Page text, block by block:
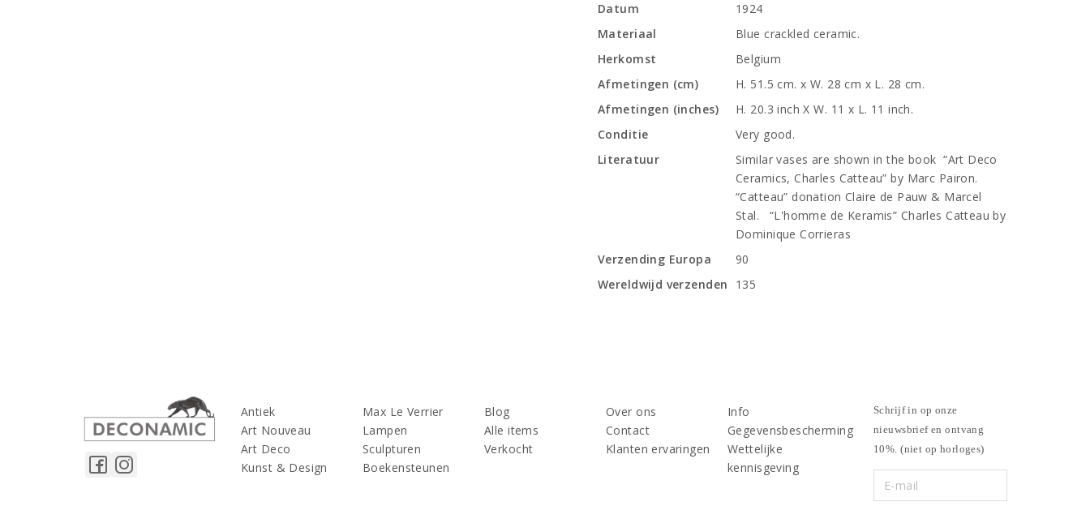
Datum
1924
Materiaal
Blue crackled ceramic.
Herkomst
Belgium
Afmetingen (cm)
H. 51.5 cm. x W. 28 cm x L. 28 cm.
Afmetingen (inches)
H. 20.3 inch X W. 11 x L. 11 inch.
Conditie
Very good.
Literatuur
Similar vases are shown in the book “Art Deco
Ceramics, Charles Catteau” by Marc Pairon.
“Catteau” donation Claire de Pauw & Marcel
Stal. “L'homme de Keramis” Charles Catteau by
Dominique Corrieras
Verzending Europa
90
Wereldwijd verzenden
135
Antiek
Art Nouveau
Art Deco
Kunst & Design
Max Le Verrier
Lampen
Sculpturen
Boekensteunen
Blog
Alle items
Verkocht
Over ons
Contact
Klanten ervaringen
Info
Gegevensbescherming
Wettelijke
kennisgeving
Schrijf in op onze
nieuwsbrief en ontvang
10%. (niet op horloges)